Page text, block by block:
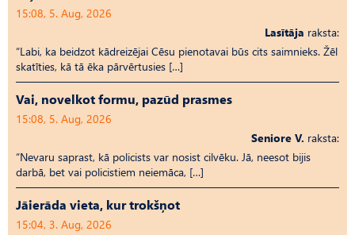
15:08, 5. Aug, 2026
Lasītāja raksta:
“Labi, ka beidzot kādreizējai Cēsu pienotavai būs cits saimnieks. Žēl
skatīties, kā tā ēka pārvērtusies […]
Vai, novelkot formu, pazūd prasmes
15:08, 5. Aug, 2026
Seniore V. raksta:
“Nevaru saprast, kā policists var nosist cilvēku. Jā, neesot bijis
darbā, bet vai policistiem neiemāca, […]
Jāierāda vieta, kur trokšņot
15:04, 3. Aug, 2026